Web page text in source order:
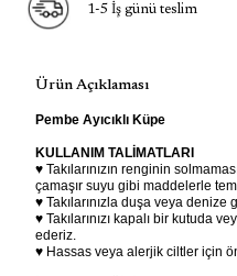
1-5 İş günü teslim
Ürün Açıklaması
Pembe Ayıcıklı Küpe
KULLANIM TALİMATLARI
♥ Takılarınızın renginin
çamaşır suyu gibi maddelerle
♥ Takılarınızla duşa veya
♥ Takılarınızı kapalı bir kutuda
ederiz.
♥ Hassas veya alerjik ciltler için